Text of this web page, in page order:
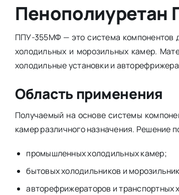
Пенополиуретан
ППУ-355МФ — это система компонентов
холодильных и морозильных камер.
холодильные установки и
Область применения
Получаемый на основе системы
камер различного назначения. Решение
промышленных холодильных камер;
бытовых холодильников и
авторефрижераторов и транспортных